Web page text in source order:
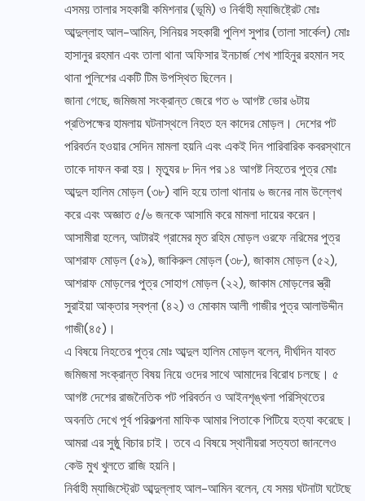
এসময় তালার সহকারী কমিশনার (ভূমি) ও নির্বাহী ম্যাজিষ্ট্রেট মোঃ
আব্দুল্লাহ আল-আমিন, সিনিয়র সহকারী পুলিশ সুপার (তালা সার্কেল) মোঃ
হাসানুর রহমান এবং তালা থানা অফিসার ইনচার্জ শেখ শাহিনুর রহমান সহ
থানা পুলিশের একটি টিম উপস্থিত ছিলেন।
জানা গেছে, জমিজমা সংক্রান্ত জেরে গত ৬ আগষ্ট ভোর ৬টায়
প্রতিপক্ষের হামলায় ঘটনাস্থলে নিহত হন কাদের মোড়ল। দেশের পট
পরিবর্তন হওয়ার সেদিন মামলা হয়নি এবং একই দিন পারিবারিক কবরস্থানে
তাকে দাফন করা হয়। মৃত্যুর ৮ দিন পর ১৪ আগষ্ট নিহতের পুত্র মোঃ
আব্দুল হালিম মোড়ল (৩৮) বাদি হয়ে তালা থানায় ৬ জনের নাম উল্লেখ
করে এবং অজ্ঞাত ৫/৬ জনকে আসামি করে মামলা দায়ের করেন।
আসামীরা হলেন, আটারই গ্রামের মৃত রহিম মোড়ল ওরফে নরিমের পুত্র
আশরাফ মোড়ল (৫৯), জাকিরুল মোড়ল (৩৮), জাকাম মোড়ল (৫২),
আশরাফ মোড়লের পুত্র সোহাগ মোড়ল (২২), জাকাম মোড়লের স্ত্রী
সুরাইয়া আক্তার স্বপ্না (৪২) ও মোকাম আলী গাজীর পুত্র আলাউদ্দীন
গাজী(৪৫)।
এ বিষয়ে নিহতের পুত্র মোঃ আব্দুল হালিম মোড়ল বলেন, দীর্ঘদিন যাবত
জমিজমা সংক্রান্ত বিষয় নিয়ে ওদের সাথে আমাদের বিরোধ চলছে। ৫
আগষ্ট দেশের রাজনৈতিক পট পরিবর্তন ও আইনশৃঙ্খলা পরিস্থিতের
অবনতি দেখে পূর্ব পরিকল্পনা মাফিক আমার পিতাকে পিটিয়ে হত্যা করেছে।
আমরা এর সুষ্ঠু বিচার চাই। তবে এ বিষয়ে স্থানীয়রা সত্যতা জানলেও
কেউ মুখ খুলতে রাজি হয়নি।
নির্বাহী ম্যাজিস্ট্রেট আব্দুল্লাহ আল-আমিন বলেন, যে সময় ঘটনাটা ঘটেছে